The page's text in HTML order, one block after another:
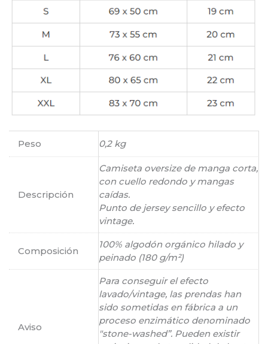
Peso 0,2 kg
Descripción
Camiseta oversize de manga corta,
con cuello redondo y mangas
caídas.
Punto de jersey sencillo y efecto
vintage.
Composición
100% algodón orgánico hilado y
peinado (180 g/m²)
Aviso
Para conseguir el efecto
lavado/vintage, las prendas han
sido sometidas en fábrica a un
proceso enzimático denominado
"stone-washed”. Pueden existir